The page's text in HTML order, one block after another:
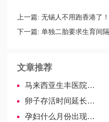
上一篇: 无锡人不用跑香港了
下一篇: 单独二胎要求生育间
文章推荐
马来西亚生丰医院名医—Dr. Dean Morbeck
卵子存活时间延长并不难，7招助你打破最长记录
孕妇什么月份出现水肿？体质不同持续时间不同